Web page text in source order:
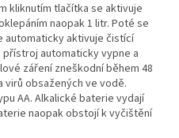
kliknutím tlačítka se aktivuje
naopak 1 litr. Poté se
automaticky aktivuje čistící
automaticky vypne a
záření zneškodní během 48
virů obsažených ve vodě.
AA. Alkalické baterie vydají
naopak obstojí k vyčištění